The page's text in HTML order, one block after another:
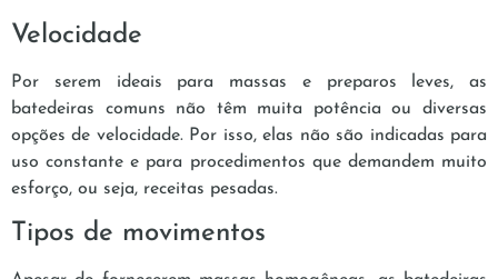
Velocidade
Por serem ideais para massas e preparos leves, as
batedeiras comuns não têm muita potência ou diversas
opções de velocidade. Por isso, elas não são indicadas para
uso constante e para procedimentos que demandem muito
esforço, ou seja, receitas pesadas.
Tipos de movimentos